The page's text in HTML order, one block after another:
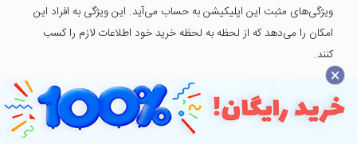
ویژگی‌های مثبت این اپلیکیشن به حساب می‌آید. این ویژگی به افراد این
امکان را می‌دهد که از لحظه به لحظه خرید خود اطلاعات لازم را کسب
کنند.
با توجه به اینکه بسیاری از کاربران برای سفارش غذای خود از اسنپ فود
استفاده می‌کنند، صاحبان رستوران‌ها تصمیم گرفتند برای فروش بیشتر خود
وارد این نوع از کسب و کار شوند با توجه به این یکی از مزایای اسنپ فود
×